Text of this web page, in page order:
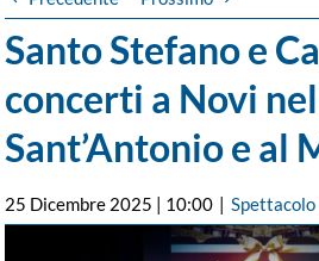
Santo Stefano e
concerti a Novi
Sant’Antonio e al
25 Dicembre 2025 | 10:00 | Spettacolo